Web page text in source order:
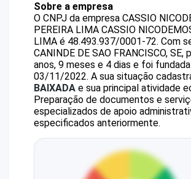
Sobre a empresa
O CNPJ da empresa CASSIO
PEREIRA LIMA CASSIO
LIMA é 48.493.937/0001-72. Com
CANINDE DE SAO FRANCISCO, SE,
anos, 9 meses e 4 dias e foi
03/11/2022. A sua situação
BAIXADA e sua principal atividade
Preparação de documentos e
especializados de apoio
especificados anteriormente.